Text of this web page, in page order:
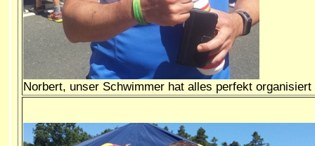
Norbert, unser Schwimmer hat alles perfekt organisiert